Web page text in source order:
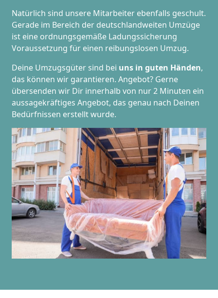
Natürlich sind unsere Mitarbeiter ebenfalls geschult.
Gerade im Bereich der deutschlandweiten Umzüge
ist eine ordnungsgemäße Ladungssicherung
Voraussetzung für einen reibungslosen Umzug.
Deine Umzugsgüter sind bei uns in guten Händen,
das können wir garantieren. Angebot? Gerne
übersenden wir Dir innerhalb von nur 2 Minuten ein
aussagekräftiges Angebot, das genau nach Deinen
Bedürfnissen erstellt wurde.